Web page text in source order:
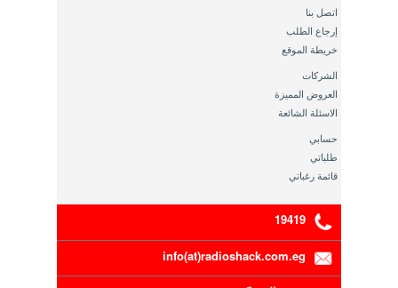
اتصل بنا
إرجاع الطلب
خريطة الموقع
الشركات
العروض المميزة
الاسئلة الشائعة
حسابي
طلباتي
قائمة رغباتي
19419
info(at)radioshack.com.eg